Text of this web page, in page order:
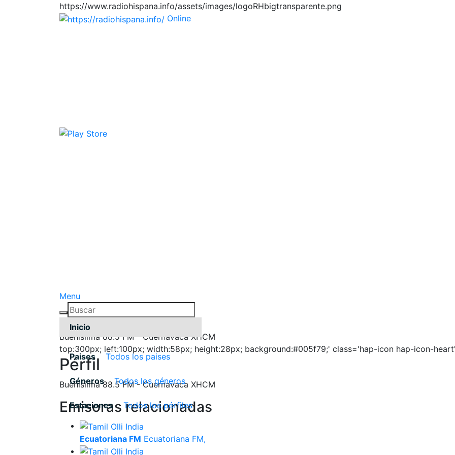
https://www.radiohispana.info/assets/images/logoRHbigtransparente.png
Online
Menu
Inicio
Paises Todos los paises
Géneros Todos los géneros
Estaciones Todos los pérfiles
Buenisiima 88.5 FM - Cuernavaca XHCM
top:300px; left:100px; width:58px; height:28px; background:#005f79;' class='hap-icon hap-icon-
Pérfil
Buenisiima 88.5 FM - Cuernavaca XHCM
Emisoras relacionadas
Ecuatoriana FM Ecuatoriana FM,